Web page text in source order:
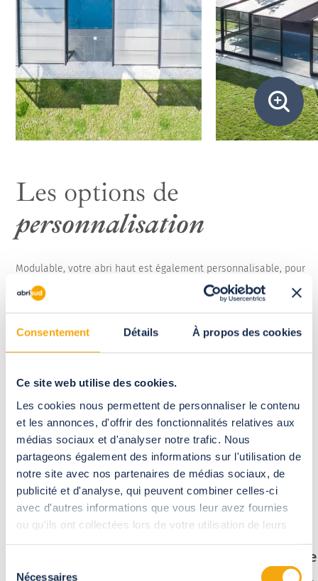
Consentement Détails À propos des cookies
Ce site web utilise des cookies.
Les cookies nous permettent de personnaliser le contenu
et les annonces, d'offrir des fonctionnalités relatives aux
médias sociaux et d'analyser notre trafic. Nous
partageons également des informations sur l'utilisation de
notre site avec nos partenaires de médias sociaux, de
publicité et d'analyse, qui peuvent combiner celles-ci
avec d'autres informations que vous leur avez fournies
ou qu'ils ont collectées lors de votre utilisation de leurs
Nécessaires
Les options de
personnalisation
Modulable, votre abri haut est également personnalisable, pour
un espace qui vous ressemble et qui s'adapte à vos contraintes.